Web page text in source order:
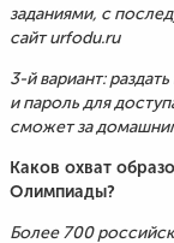
заданиями, с
сайт urfodu.ru
3-й вариант:
и пароль для
сможет за
Каков охват
Олимпиады?
Более 700